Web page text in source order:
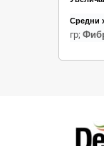
Средни
гр;